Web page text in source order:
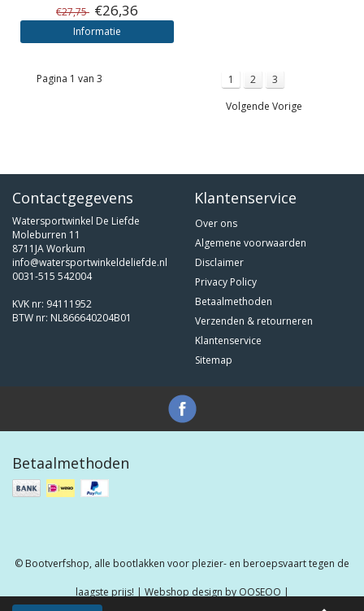
€27,75 €26,36
Informatie
Pagina 1 van 3 1 2
3
Volgende Vorige
Contactgegevens
Watersportwinkel De Liefde
Moleburren 11
8711JA Workum
info@watersportwinkeldeliefde.nl
0031-515 542004
KVK nr: 94111952
BTW nr: NL866640204B01
Klantenservice
Over ons
Algemene voorwaarden
Disclaimer
Privacy Policy
Betaalmethoden
Verzenden & retourneren
Klantenservice
Sitemap
Betaalmethoden
© Bootverfshop, alle bootlakken voor plezier- en beroepsvaart tegen de
laagste prijs! | Webshop design by OOSEOO |